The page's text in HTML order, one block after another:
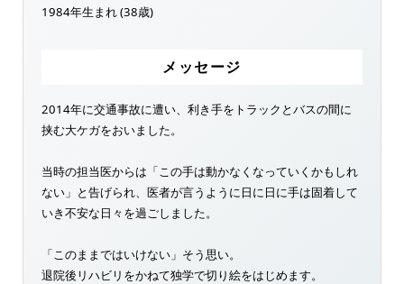
1984年生まれ (38歳)
メッセージ
2014年に交通事故に遭い、利き手をトラックとバスの間に
挟む大ケガをおいました。
当時の担当医からは「この手は動かなくなっていくかもしれ
ない」と告げられ、医者が言うように日に日に手は固着して
いき不安な日々を過ごしました。
「このままではいけない」そう思い。
退院後リハビリをかねて独学で切り絵をはじめます。